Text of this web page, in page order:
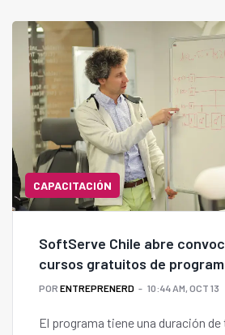
CAPACITACIÓN
SoftServe Chile abre
cursos gratuitos de
POR ENTREPRENERD 10:44 AM, OCT 13
El programa tiene una duración